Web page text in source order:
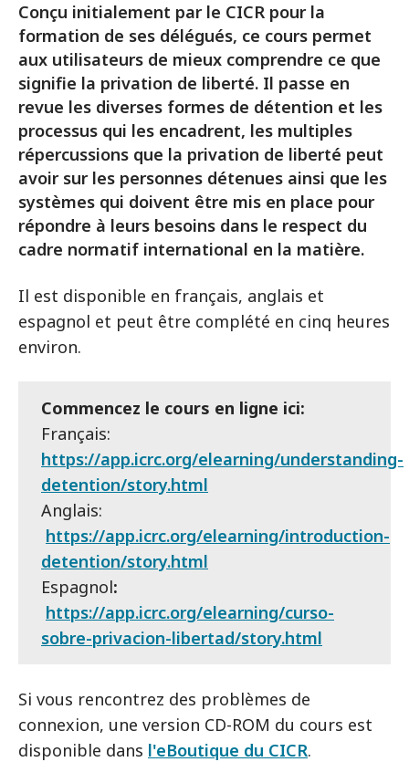
Conçu initialement par le CICR pour la
formation de ses délégués, ce cours permet
aux utilisateurs de mieux comprendre ce que
signifie la privation de liberté. Il passe en
revue les diverses formes de détention et les
processus qui les encadrent, les multiples
répercussions que la privation de liberté peut
avoir sur les personnes détenues ainsi que les
systèmes qui doivent être mis en place pour
répondre à leurs besoins dans le respect du
cadre normatif international en la matière.
Il est disponible en français, anglais et
espagnol et peut être complété en cinq heures
environ.
Commencez le cours en ligne ici:
Français:
https://app.icrc.org/elearning/understanding-
detention/story.html
Anglais:
https://app.icrc.org/elearning/introduction-
detention/story.html
Espagnol:
https://app.icrc.org/elearning/curso-
sobre-privacion-libertad/story.html
Si vous rencontrez des problèmes de
connexion, une version CD-ROM du cours est
disponible dans l'eBoutique du CICR.